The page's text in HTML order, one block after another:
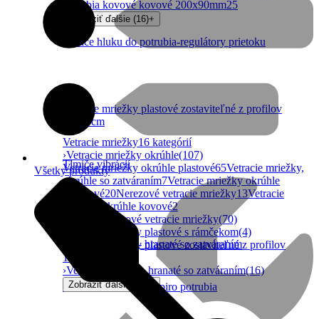
Tlmiče hluku do potrubia-regulátory prietoku
Tlmiče vibrácií
Vetracie mriežky do spiro potrubia
Vetracie mriežky plastové zostaviteľné z profilov
10x10cm
Vetracie mriežky- hranaté so zatváraním
potrubia kovové kovové 200x90mm25
Zobraziť ďalšie (16)+
Vetracie mriežky16 kategórií
›Vetracie mriežky okrúhle(107)
Vetracie mriežky okrúhle plastové65Vetracie mriežky,
okrúhle so zatváraním7Vetracie mriežky okrúhle
hliníkové20Nerezové vetracie mriežky13Vetracie
mriežky okrúhle kovové2
Hranaté plastové vetracie mriežky(70)
Vetracie mriežky plastové s rámčekom(4)
Vetracie mriežky plastové zostaviteľné z profilov
10x10cm
›Vetracie mriežky- hranaté so zatváraním(16)
Zobraziť ďalšie (11)
Všetky produkty